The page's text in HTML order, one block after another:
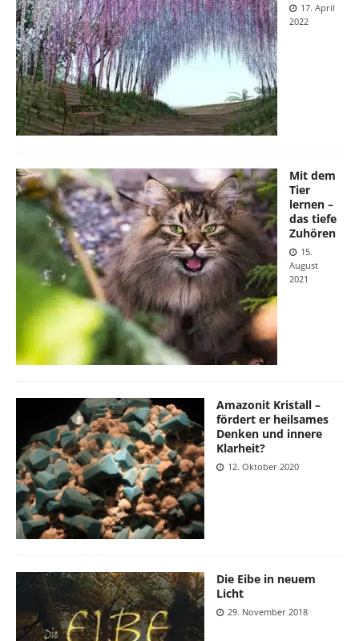
17. April
2022
Mit dem
Tier
lernen –
das tiefe
Zuhören
15.
August
2021
Amazonit Kristall –
fördert er heilsames
Denken und innere
Klarheit?
12. Oktober 2020
Die Eibe in neuem
Licht
29. November 2018